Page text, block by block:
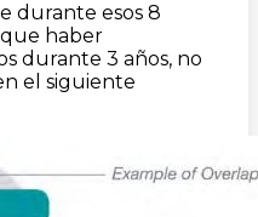
durante esos 8
que haber
durante 3 años, no
el siguiente